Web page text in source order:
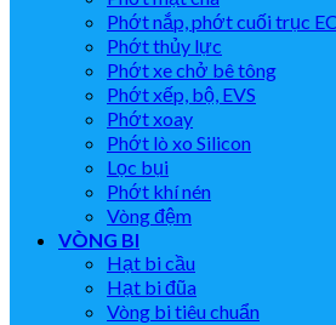
Phớt nắp, phớt cuối trục
Phớt thủy lực
Phớt xe chở bê tông
Phớt xếp, bộ, EVS
Phớt xoay
Phớt lò xo Silicon
Lọc bụi
Phớt khí nén
Vòng đệm
VÒNG BI
Hạt bi cầu
Hạt bi đũa
Vòng bi tiêu chuẩn